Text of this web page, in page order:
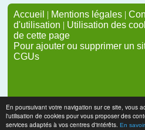
En poursuivant votre navigation sur ce site, vous
l'utilisation de cookies pour vous proposer des
services adaptés à vos centres d'intérêts. En
Accueil | Mentions légales |
d'utilisation | Utilisation des
de cette page
Pour ajouter ou supprimer un
CGUs